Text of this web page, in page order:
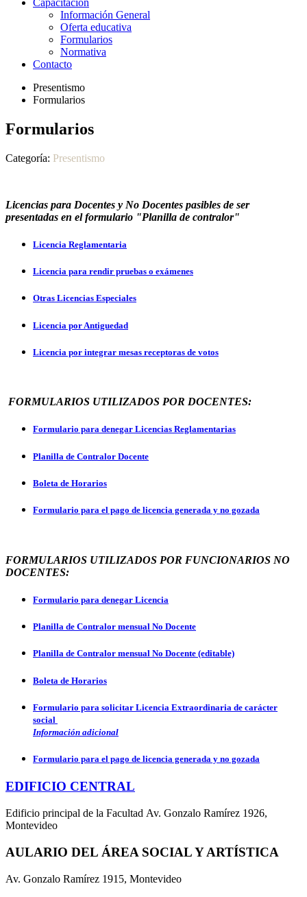
Información General
Oferta educativa
Formularios
Normativa
Contacto
Presentismo
Formularios
Formularios
Categoría: Presentismo
Licencias para Docentes y No Docentes pasibles de ser
presentadas en el formulario "Planilla de contralor"
Licencia Reglamentaria
Licencia para rendir pruebas o exámenes
Otras Licencias Especiales
Licencia por Antiguedad
Licencia por integrar mesas receptoras de votos
FORMULARIOS UTILIZADOS POR DOCENTES:
Formulario para denegar Licencias Reglamentarias
Planilla de Contralor Docente
Boleta de Horarios
Formulario para el pago de licencia generada y no gozada
FORMULARIOS UTILIZADOS POR FUNCIONARIOS NO
DOCENTES:
Formulario para denegar Licencia
Planilla de Contralor mensual No Docente
Planilla de Contralor mensual No Docente (editable)
Boleta de Horarios
Formulario para solicitar Licencia Extraordinaria de carácter
social
Información adicional
Formulario para el pago de licencia generada y no gozada
EDIFICIO CENTRAL
Edificio principal de la Facultad Av. Gonzalo Ramírez 1926,
Montevideo
AULARIO DEL ÁREA SOCIAL Y ARTÍSTICA
Av. Gonzalo Ramírez 1915, Montevideo